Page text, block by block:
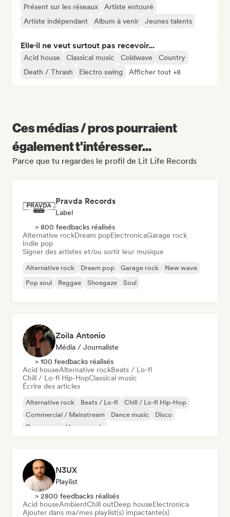
Présent sur les réseaux
Artiste entouré
Artiste indépendant
Album à venir Jeunes talents
Elle·il ne veut surtout pas recevoir...
Acid house Classical music Coldwave
Country
Death / Thrash
Electro swing Afficher tout +8
Ces médias / pros pourraient
également t'intéresser...
Parce que tu regardes le profil de Lit Life Records
Pravda Records
Label
> 800 feedbacks réalisés
Alternative rockDream popElectronicaGarage rock
Indie pop
Signer des artistes et/ou sortir leur musique
Alternative rock Dream pop Garage rock
New wave
Pop soul
Reggae Shoegaze Soul
Zoila Antonio
Média / Journaliste
> 100 feedbacks réalisés
Acid houseAlternative rockBeats / Lo-fi
Chill / Lo-fi Hip-HopClassical music
Écrire des articles
Alternative rock Beats / Lo-fi
Chill / Lo-fi Hip-Hop
Commercial / Mainstream
Dance music
Disco
Dream pop
House music
N3UX
Playlist
> 2800 feedbacks réalisés
Acid houseAmbientChill outDeep houseElectronica
Ajouter dans ma/mes playlist(s) impactante(s)